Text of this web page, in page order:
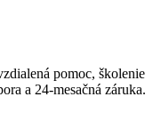
pomoc, školenie
a 24-mesačná záruka.